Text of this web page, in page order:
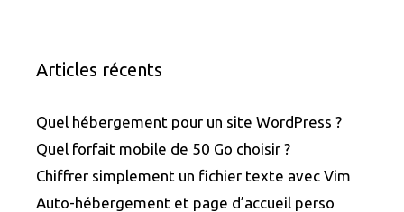
Articles récents
Quel hébergement pour un site WordPress ?
Quel forfait mobile de 50 Go choisir ?
Chiffrer simplement un fichier texte avec Vim
Auto-hébergement et page d’accueil perso